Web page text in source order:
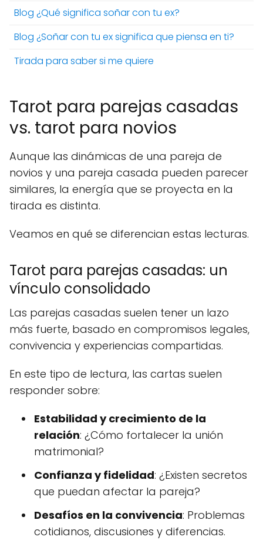
Blog ¿Qué significa soñar con tu ex?
Blog ¿Soñar con tu ex significa que piensa en ti?
Tirada para saber si me quiere
Tarot para parejas casadas
vs. tarot para novios
Aunque las dinámicas de una pareja de
novios y una pareja casada pueden parecer
similares, la energía que se proyecta en la
tirada es distinta.
Veamos en qué se diferencian estas lecturas.
Tarot para parejas casadas: un
vínculo consolidado
Las parejas casadas suelen tener un lazo
más fuerte, basado en compromisos legales,
convivencia y experiencias compartidas.
En este tipo de lectura, las cartas suelen
responder sobre:
Estabilidad y crecimiento de la
relación: ¿Cómo fortalecer la unión
matrimonial?
Confianza y fidelidad: ¿Existen secretos
que puedan afectar la pareja?
Desafíos en la convivencia: Problemas
cotidianos, discusiones y diferencias.